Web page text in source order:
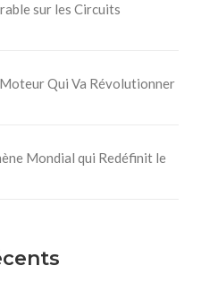
sur les Circuits
Qui Va Révolutionner
Mondial qui Redéfinit le